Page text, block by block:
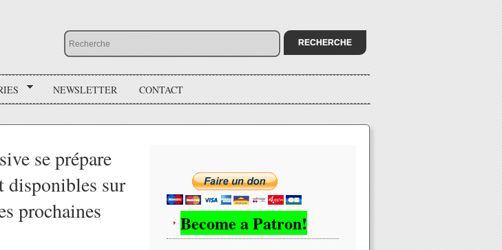
NEWSLETTER CONTACT
se prépare
disponibles sur
prochaines
Become a Patron!